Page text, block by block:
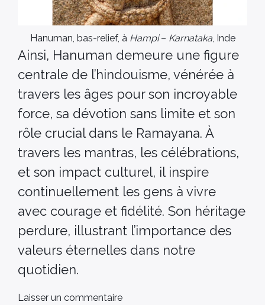
Hanuman, bas-relief, à Hampi– Karnataka, Inde
Ainsi, Hanuman demeure une figure
centrale de l’hindouisme, vénérée à
travers les âges pour son incroyable
force, sa dévotion sans limite et son
rôle crucial dans le Ramayana. À
travers les mantras, les célébrations,
et son impact culturel, il inspire
continuellement les gens à vivre
avec courage et fidélité. Son héritage
perdure, illustrant l’importance des
valeurs éternelles dans notre
quotidien.
Laisser un commentaire